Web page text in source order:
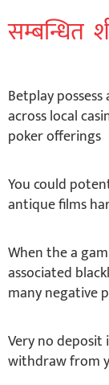
सम्बन्धित
Betplay
across local
poker offerings
You could
antique films
When the a
associated
many negative
Very no deposit
withdraw from